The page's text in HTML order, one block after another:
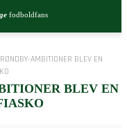
fodboldfans
AMBITIONER BLEV EN
BLEV EN